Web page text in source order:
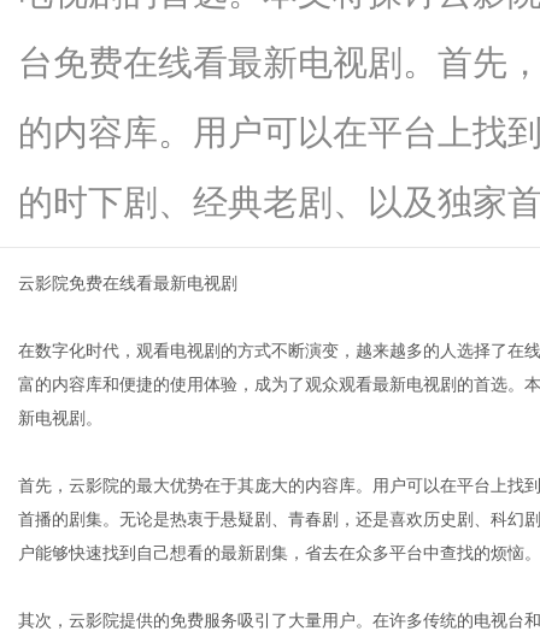
台免费在线看最新电视剧。首先
的内容库。用户可以在平台上找
的时下剧、经典老剧、以及独家
云影院免费在线看最新电视剧
在数字化时代，观看电视剧的方式不断演变，越来越多的人选择了在
富的内容库和便捷的使用体验，成为了观众观看最新电视剧的首选。
新电视剧。
首先，云影院的最大优势在于其庞大的内容库。用户可以在平台上找
首播的剧集。无论是热衷于悬疑剧、青春剧，还是喜欢历史剧、科幻
户能够快速找到自己想看的最新剧集，省去在众多平台中查找的烦恼。
其次，云影院提供的免费服务吸引了大量用户。在许多传统的电视台